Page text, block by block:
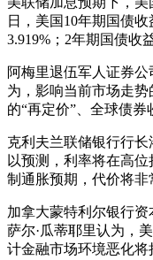
日，美国10年期国债
3.919%；2年期国债收
阿梅里退伍军人证券
为，影响当前市场走
的“再定价”、全球债券
克利夫兰联储银行行长
以预测，利率将在高
制通胀预期，代价将非
加拿大蒙特利尔银行
萨尔·瓜蒂耶里认为，
计金融市场环境恶化将